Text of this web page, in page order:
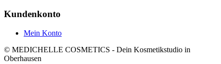
Kundenkonto
Mein Konto
© MEDICHELLE COSMETICS - Dein Kosmetikstudio in
Oberhausen